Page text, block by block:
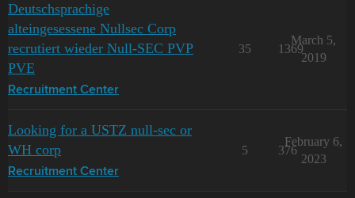
Deutschsprachige
alteingesessene Nullsec Corp
recrutiert wieder Null-SEC PVP
PVE
Recruitment Center
35 1369
March 5,
2019
Looking for a USTZ null-sec or
WH corp
Recruitment Center
5 376
February 6,
2023